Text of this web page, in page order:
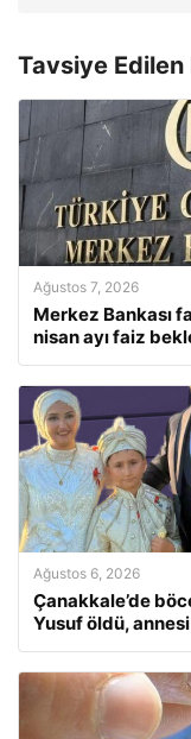
Tavsiye
Ağustos 7, 2026
Merkez Bankası
nisan ayı faiz
Ağustos 6, 2026
Çanakkale’de
Yusuf öldü,